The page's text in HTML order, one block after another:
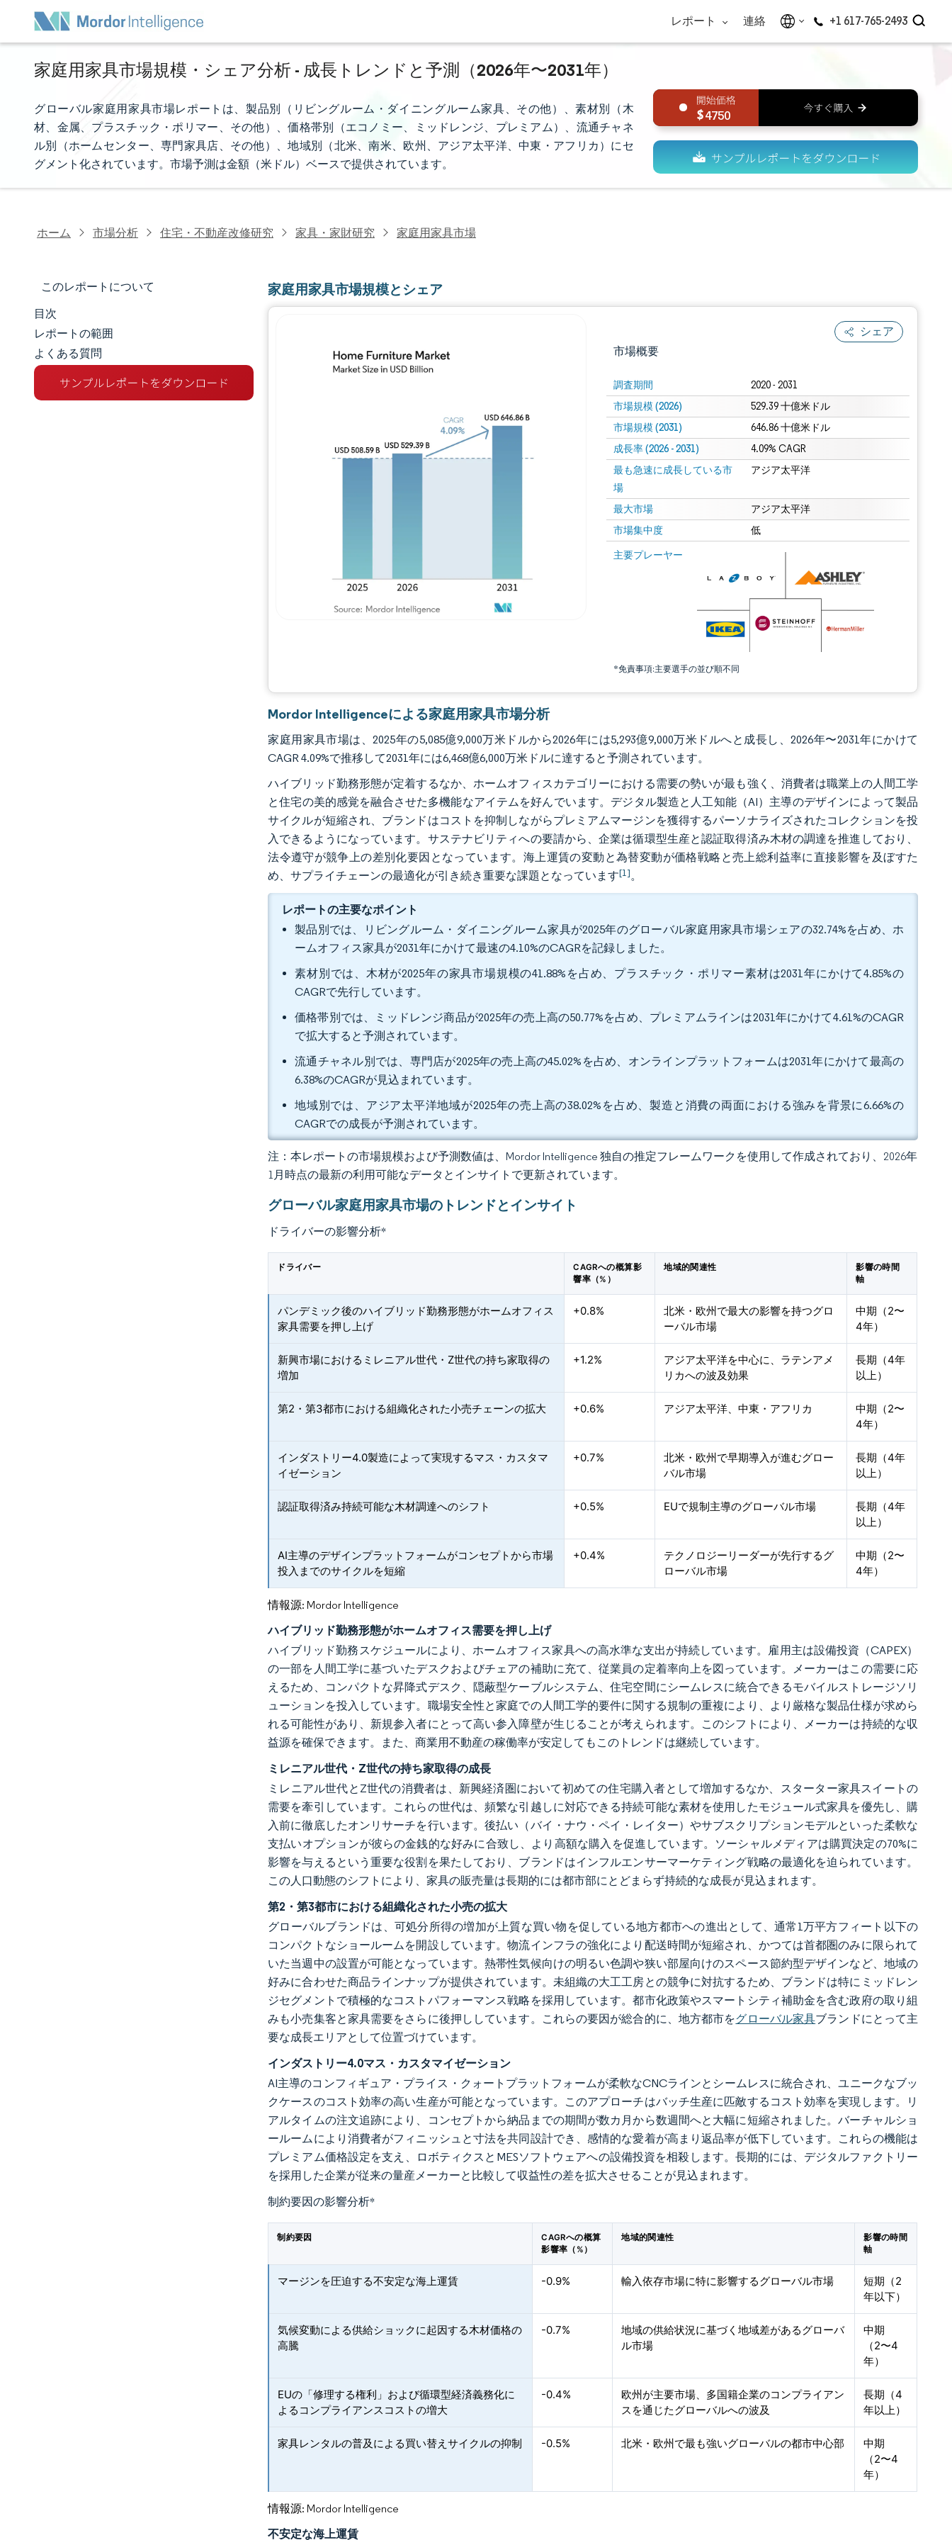
レポート 連絡 +1 617-765-2493
家庭用家具市場規模・シェア分析 - 成長トレンドと予測（2026年〜2031年）
グローバル家庭用家具市場レポートは、製品別（リビングルーム・ダイニングルーム家具、その他）、素材別（木
材、金属、プラスチック・ポリマー、その他）、価格帯別（エコノミー、ミッドレンジ、プレミアム）、流通チャネ
ル別（ホームセンター、専門家具店、その他）、地域別（北米、南米、欧州、アジア太平洋、中東・アフリカ）にセ
グメント化されています。市場予測は金額（米ドル）ベースで提供されています。
4750
ホーム 市場分析 住宅・不動産改修研究 家具・家財研究 家庭用家具市場
このレポートについて
市場規模とシェア
市場分析
トレンドとインサイト
目次
レポートの範囲
よくある質問
家庭用家具市場規模とシェア
シェア
市場概要
調査期間 2020 - 2031
市場規模 (2026) 529.39 十億米ドル
市場規模 (2031) 646.86 十億米ドル
成長率 (2026 - 2031) 4.09% CAGR
最も急速に成長している市
場
アジア太平洋
最大市場 アジア太平洋
市場集中度 低
主要プレーヤー
*免責事項:主要選手の並び順不同
画像 © Mordor Intelligence。再利用にはCC BY 4.0の表示が必要です。
画像 © Mordor Intelligence。再利用にはCC BY 4.0の表示が必要です。
Mordor Intelligenceによる家庭用家具市場分析
家庭用家具市場は、2025年の5,085億9,000万米ドルから2026年には5,293億9,000万米ドルへと成長し、2026年〜2031年にかけて
CAGR 4.09%で推移して2031年には6,468億6,000万米ドルに達すると予測されています。
ハイブリッド勤務形態が定着するなか、ホームオフィスカテゴリーにおける需要の勢いが最も強く、消費者は職業上の人間工学
と住宅の美的感覚を融合させた多機能なアイテムを好んでいます。デジタル製造と人工知能（AI）主導のデザインによって製品
サイクルが短縮され、ブランドはコストを抑制しながらプレミアムマージンを獲得するパーソナライズされたコレクションを投
入できるようになっています。サステナビリティへの要請から、企業は循環型生産と認証取得済み木材の調達を推進しており、
法令遵守が競争上の差別化要因となっています。海上運賃の変動と為替変動が価格戦略と売上総利益率に直接影響を及ぼすた
め、サプライチェーンの最適化が引き続き重要な課題となっています[1]。
レポートの主要なポイント
製品別では、リビングルーム・ダイニングルーム家具が2025年のグローバル家庭用家具市場シェアの32.74%を占め、ホ
ームオフィス家具が2031年にかけて最速の4.10%のCAGRを記録しました。
素材別では、木材が2025年の家具市場規模の41.88%を占め、プラスチック・ポリマー素材は2031年にかけて4.85%の
CAGRで先行しています。
価格帯別では、ミッドレンジ商品が2025年の売上高の50.77%を占め、プレミアムラインは2031年にかけて4.61%のCAGR
で拡大すると予測されています。
流通チャネル別では、専門店が2025年の売上高の45.02%を占め、オンラインプラットフォームは2031年にかけて最高の
6.38%のCAGRが見込まれています。
地域別では、アジア太平洋地域が2025年の売上高の38.02%を占め、製造と消費の両面における強みを背景に6.66%の
CAGRでの成長が予測されています。
注：本レポートの市場規模および予測数値は、Mordor Intelligence 独自の推定フレームワークを使用して作成されており、2026年
1月時点の最新の利用可能なデータとインサイトで更新されています。
グローバル家庭用家具市場のトレンドとインサイト
ドライバーの影響分析*
ドライバー
CAGRへの概算影
響率（%）
地域的関連性
影響の時間
軸
パンデミック後のハイブリッド勤務形態がホームオフィス
家具需要を押し上げ
+0.8%
北米・欧州で最大の影響を持つグロ
ーバル市場
中期（2〜
4年）
新興市場におけるミレニアル世代・Z世代の持ち家取得の
増加
+1.2%
アジア太平洋を中心に、ラテンアメ
リカへの波及効果
長期（4年
以上）
第2・第3都市における組織化された小売チェーンの拡大 +0.6% アジア太平洋、中東・アフリカ
中期（2〜
4年）
インダストリー4.0製造によって実現するマス・カスタマ
イゼーション
+0.7%
北米・欧州で早期導入が進むグロー
バル市場
長期（4年
以上）
認証取得済み持続可能な木材調達へのシフト +0.5% EUで規制主導のグローバル市場
長期（4年
以上）
AI主導のデザインプラットフォームがコンセプトから市場
投入までのサイクルを短縮
+0.4%
テクノロジーリーダーが先行するグ
ローバル市場
中期（2〜
4年）
情報源: Mordor Intelligence
ハイブリッド勤務形態がホームオフィス需要を押し上げ
ハイブリッド勤務スケジュールにより、ホームオフィス家具への高水準な支出が持続しています。雇用主は設備投資（CAPEX）
の一部を人間工学に基づいたデスクおよびチェアの補助に充て、従業員の定着率向上を図っています。メーカーはこの需要に応
えるため、コンパクトな昇降式デスク、隠蔽型ケーブルシステム、住宅空間にシームレスに統合できるモバイルストレージソリ
ューションを投入しています。職場安全性と家庭での人間工学的要件に関する規制の重複により、より厳格な製品仕様が求めら
れる可能性があり、新規参入者にとって高い参入障壁が生じることが考えられます。このシフトにより、メーカーは持続的な収
益源を確保できます。また、商業用不動産の稼働率が安定してもこのトレンドは継続しています。
ミレニアル世代・Z世代の持ち家取得の成長
ミレニアル世代とZ世代の消費者は、新興経済圏において初めての住宅購入者として増加するなか、スターター家具スイートの
需要を牽引しています。これらの世代は、頻繁な引越しに対応できる持続可能な素材を使用したモジュール式家具を優先し、購
入前に徹底したオンリサーチを行います。後払い（バイ・ナウ・ペイ・レイター）やサブスクリプションモデルといった柔軟な
支払いオプションが彼らの金銭的な好みに合致し、より高額な購入を促進しています。ソーシャルメディアは購買決定の70%に
影響を与えるという重要な役割を果たしており、ブランドはインフルエンサーマーケティング戦略の最適化を迫られています。
この人口動態のシフトにより、家具の販売量は長期的には都市部にとどまらず持続的な成長が見込まれます。
第2・第3都市における組織化された小売の拡大
グローバルブランドは、可処分所得の増加が上質な買い物を促している地方都市への進出として、通常1万平方フィート以下の
コンパクトなショールームを開設しています。物流インフラの強化により配送時間が短縮され、かつては首都圏のみに限られて
いた当週中の設置が可能となっています。熱帯性気候向けの明るい色調や狭い部屋向けのスペース節約型デザインなど、地域の
好みに合わせた商品ラインナップが提供されています。未組織の大工工房との競争に対抗するため、ブランドは特にミッドレン
ジセグメントで積極的なコストパフォーマンス戦略を採用しています。都市化政策やスマートシティ補助金を含む政府の取り組
みも小売集客と家具需要をさらに後押ししています。これらの要因が総合的に、地方都市をグローバル家具ブランドにとって主
要な成長エリアとして位置づけています。
インダストリー4.0マス・カスタマイゼーション
AI主導のコンフィギュア・プライス・クォートプラットフォームが柔軟なCNCラインとシームレスに統合され、ユニークなブッ
クケースのコスト効率の高い生産が可能となっています。このアプローチはバッチ生産に匹敵するコスト効率を実現します。リ
アルタイムの注文追跡により、コンセプトから納品までの期間が数カ月から数週間へと大幅に短縮されました。バーチャルショ
ールームにより消費者がフィニッシュと寸法を共同設計でき、感情的な愛着が高まり返品率が低下しています。これらの機能は
プレミアム価格設定を支え、ロボティクスとMESソフトウェアへの設備投資を相殺します。長期的には、デジタルファクトリー
を採用した企業が従来の量産メーカーと比較して収益性の差を拡大させることが見込まれます。
制約要因の影響分析*
制約要因
CAGRへの概算
影響率（%）
地域的関連性
影響の時間
軸
マージンを圧迫する不安定な海上運賃 -0.9% 輸入依存市場に特に影響するグローバル市場
短期（2
年以下）
気候変動による供給ショックに起因する木材価格の
高騰
-0.7%
地域の供給状況に基づく地域差があるグローバ
ル市場
中期
（2〜4
年）
EUの「修理する権利」および循環型経済義務化に
よるコンプライアンスコストの増大
-0.4%
欧州が主要市場、多国籍企業のコンプライアン
スを通じたグローバルへの波及
長期（4
年以上）
家具レンタルの普及による買い替えサイクルの抑制 -0.5% 北米・欧州で最も強いグローバルの都市中心部
中期
（2〜4
年）
情報源: Mordor Intelligence
不安定な海上運賃